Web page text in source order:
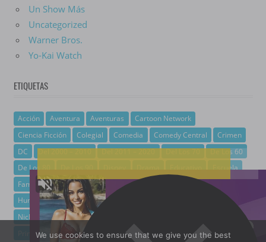
Un Show Más
Uncategorized
Warner Bros.
Yo-Kai Watch
ETIQUETAS
Acción Aventura Aventuras
Cartoon Network
Ciencia Ficción
Colegial Comedia Comedy Central
Crimen
DC
Del 2000 – 2010 Del 2011 – 2020 Del Los 70
De Los 60
De Los 80
Escuela
Familiar
Fantasía Ficción Gore
Hanna-Barbera
Humor Negro
Magia Marvel
Netflix
Nickelodeon
Para Adultos
Prime Video
Psicológico Recuento De La Vida Romance
We use cookies to ensure that we give you the best